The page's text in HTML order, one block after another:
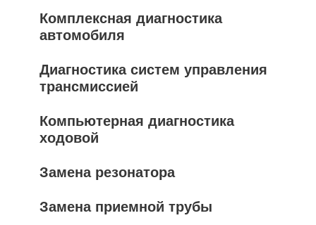
Комплексная диагностика
автомобиля
Диагностика систем управления
трансмиссией
Компьютерная диагностика
ходовой
Замена резонатора
Замена приемной трубы